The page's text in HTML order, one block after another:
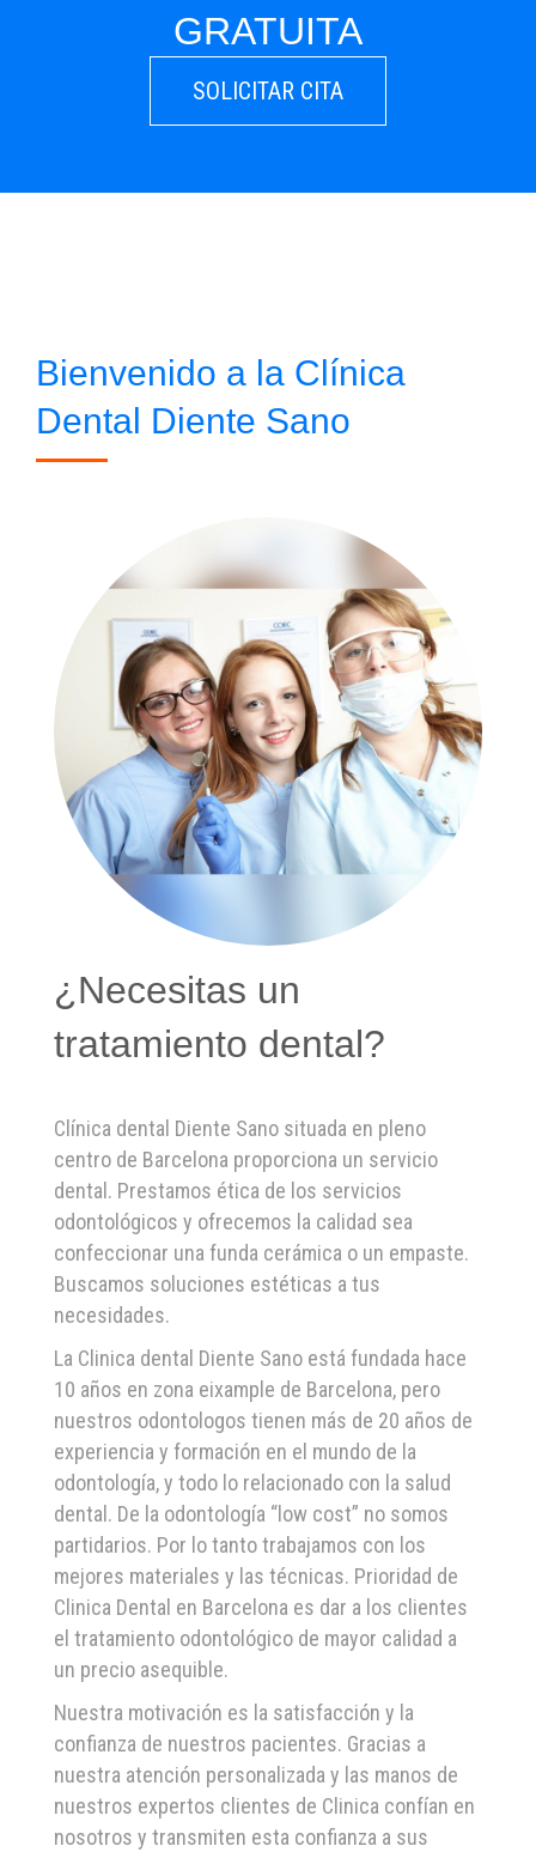
GRATUITA
SOLICITAR CITA
Bienvenido a la Clínica
Dental Diente Sano
¿Necesitas un
tratamiento dental?
Clínica dental Diente Sano situada en pleno
centro de Barcelona proporciona un servicio
dental. Prestamos ética de los servicios
odontológicos y ofrecemos la calidad sea
confeccionar una funda cerámica o un empaste.
Buscamos soluciones estéticas a tus
necesidades.
La Clinica dental Diente Sano está fundada hace
10 años en zona eixample de Barcelona, pero
nuestros odontologos tienen más de 20 años de
experiencia y formación en el mundo de la
odontología, y todo lo relacionado con la salud
dental. De la odontología “low cost” no somos
partidarios. Por lo tanto trabajamos con los
mejores materiales y las técnicas. Prioridad de
Clinica Dental en Barcelona es dar a los clientes
el tratamiento odontológico de mayor calidad a
un precio asequible.
Nuestra motivación es la satisfacción y la
confianza de nuestros pacientes. Gracias a
nuestra atención personalizada y las manos de
nuestros expertos clientes de Clinica confían en
nosotros y transmiten esta confianza a sus